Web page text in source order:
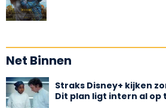
Net Binnen
Straks Disney+ kijken
Dit plan ligt intern al op